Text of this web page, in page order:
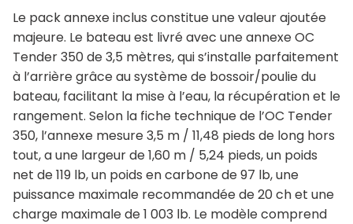
Le pack annexe inclus constitue une valeur ajoutée
majeure. Le bateau est livré avec une annexe OC
Tender 350 de 3,5 mètres, qui s’installe parfaitement
à l’arrière grâce au système de bossoir/poulie du
bateau, facilitant la mise à l’eau, la récupération et le
rangement. Selon la fiche technique de l’OC Tender
350, l’annexe mesure 3,5 m / 11,48 pieds de long hors
tout, a une largeur de 1,60 m / 5,24 pieds, un poids
net de 119 lb, un poids en carbone de 97 lb, une
puissance maximale recommandée de 20 ch et une
charge maximale de 1 003 lb. Le modèle comprend